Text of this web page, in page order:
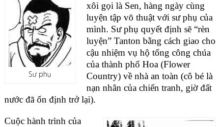
Sư phụ
xôi gọi là Sen, hàng ngày cùng
luyện tập võ thuật với sư phụ của
mình. Sư phụ quyết định sẽ “rèn
luyện” Tanton bằng cách giao cho
cậu nhiệm vụ hộ tống công chúa
của thành phố Hoa (Flower
Country) về nhà an toàn (cô bé là
nạn nhân của chiến tranh, giờ đất
nước đã ổn định trở lại).
Cuộc hành trình của